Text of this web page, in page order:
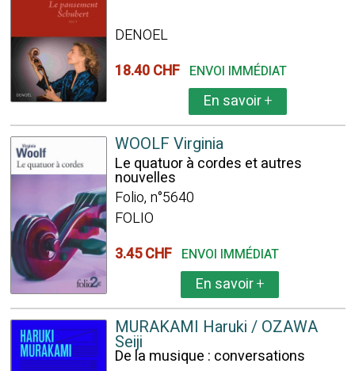
DENOEL
18.40 CHF ENVOI IMMÉDIAT
En savoir+
WOOLF Virginia
Le quatuor à cordes et autres
nouvelles
Folio, n°5640
FOLIO
3.45 CHF ENVOI IMMÉDIAT
En savoir+
MURAKAMI Haruki / OZAWA
Seiji
De la musique : conversations